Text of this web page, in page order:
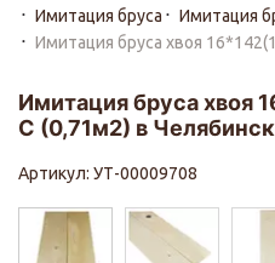
Имитация бруса
Имитация
Имитация бруса хвоя
Имитация бруса хвоя
С (0,71м2) в
Артикул: УТ-00009708